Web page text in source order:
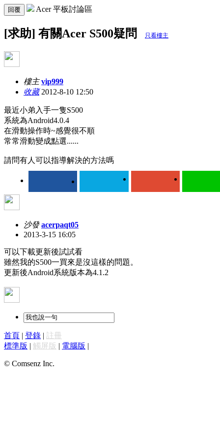
回覆 Acer 平板討論區
[求助] 有關Acer S500疑問 只看樓主
樓主 vip999
收藏2012-8-10 12:50
最近小弟入手一隻S500
系統為Android4.0.4
在滑動操作時~感覺很不順
常常滑動變成點選......
請問有人可以指導解決的方法嗎
沙發 acerpaqt05
2013-3-15 16:05
可以下載更新後試試看
雖然我的S500一買來是沒這樣的問題。
更新後Android系統版本為4.1.2
首頁 | 登錄 | 註冊
標準版 | 觸屏版 | 電腦版 |
© Comsenz Inc.